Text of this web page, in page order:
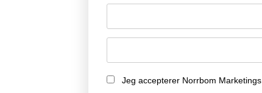
Jeg accepterer Norrbom Marketings